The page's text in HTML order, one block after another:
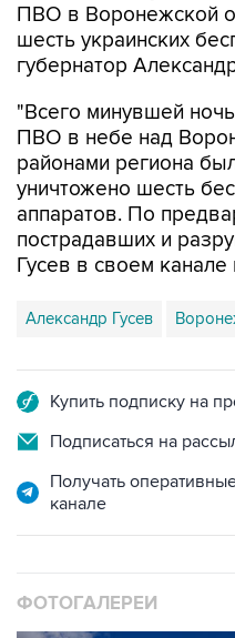
губернатор
"Всего минувшей
районами региона
уничтожено шесть
аппаратов. По
пострадавших и
Гусев в своем
Александр Гусев
Подписаться на
Получать